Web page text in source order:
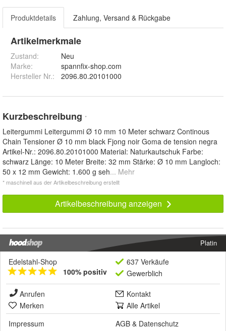
Produktdetails Zahlung, Versand & Rückgabe
Artikelmerkmale
Zustand:
Neu
Marke:
spannfix-shop.com
Hersteller Nr.:
2096.80.20101000
Kurzbeschreibung *
Leitergummi Leitergummi Ø 10 mm 10 Meter schwarz Continous
Chain Tensioner Ø 10 mm black Fjong noir Goma de tension negra
Artikel-Nr.: 2096.80.20101000 Material: Naturkautschuk Farbe:
schwarz Länge: 10 Meter Breite: 32 mm Stärke: Ø 10 mm Langloch:
50 x 12 mm Gewicht: 1.600 g seh... Mehr
* maschinell aus der Artikelbeschreibung erstellt
Artikelbeschreibung anzeigen
Platin
Edelstahl-Shop
100% positiv
637 Verkäufe
Gewerblich
Anrufen
Kontakt
Merken
Alle Artikel
Impressum
AGB & Datenschutz